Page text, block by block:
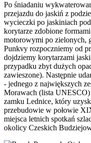
Po śniadaniu
przejazdu do jaskiń z
wycieczki po jaskiniach
korytarze zdobione
motorowymi po zielonych,
Punkvy rozpoczniemy od
dojdziemy korytarzami
przypadku zbyt dużych
zawieszone). Następnie
- jednego z największych
Morawach (lista
zamku Lednice, który
przebudowie w połowie
miejsca letnich spotkań
okolicy Czeskich